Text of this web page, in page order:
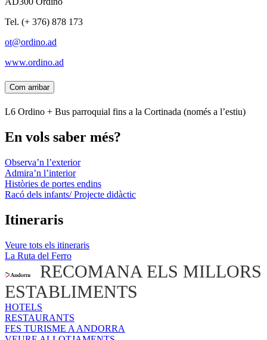
Tel. (+ 376) 878 173
ot@ordino.ad
www.ordino.ad
Com arribar
L6 Ordino + Bus parroquial fins a la Cortinada (només a l’estiu)
En vols saber més?
Observa’n l’exterior
Admira’n l’interior
Històries de portes endins
Racó dels infants/ Projecte didàctic
Itineraris
Veure tots els itineraris
La Ruta del Ferro
RECOMANA ELS MILLORS
ESTABLIMENTS
HOTELS
RESTAURANTS
FES TURISME A ANDORRA